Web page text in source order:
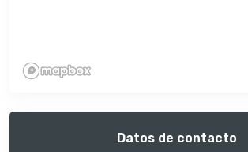
Datos de contacto